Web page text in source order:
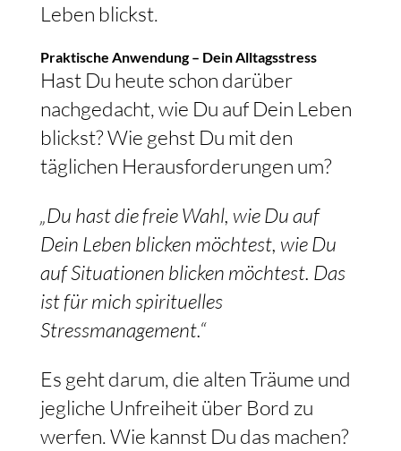
Leben blickst.
Praktische Anwendung – Dein Alltagsstress
Hast Du heute schon darüber
nachgedacht, wie Du auf Dein Leben
blickst? Wie gehst Du mit den
täglichen Herausforderungen um?
„Du hast die freie Wahl, wie Du auf
Dein Leben blicken möchtest, wie Du
auf Situationen blicken möchtest. Das
ist für mich spirituelles
Stressmanagement.“
Es geht darum, die alten Träume und
jegliche Unfreiheit über Bord zu
werfen. Wie kannst Du das machen?